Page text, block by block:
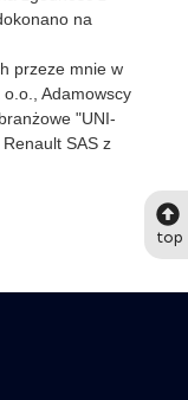
top
na
przeze mnie w
Adamowscy
"UNI-
SAS z